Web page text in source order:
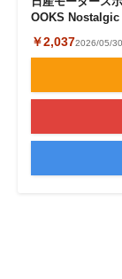
OOKS
￥2,0372026/05/